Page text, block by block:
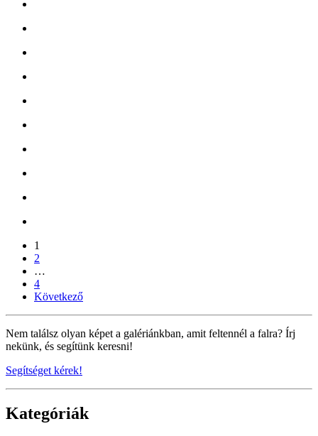
1
2
…
4
Következő
Nem találsz olyan képet a galériánkban, amit feltennél a falra? Írj
nekünk, és segítünk keresni!
Segítséget kérek!
Kategóriák